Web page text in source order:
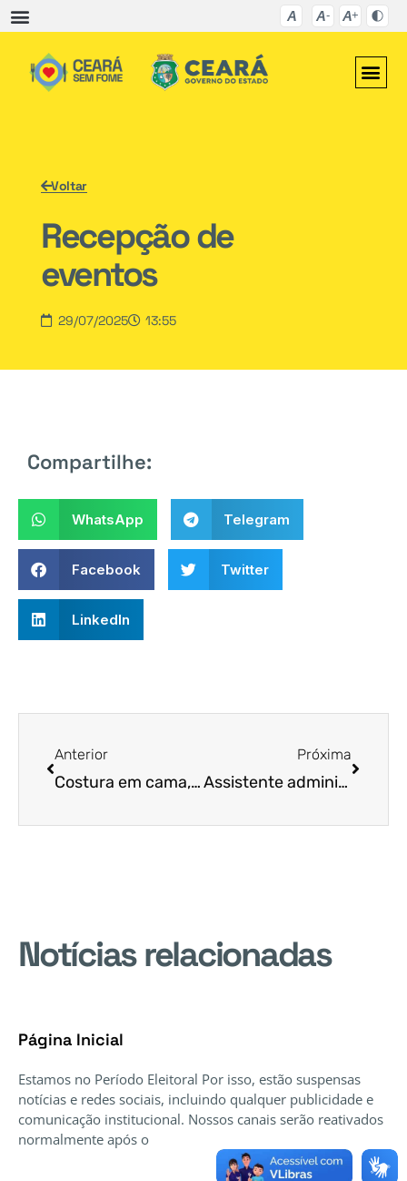
Voltar
Recepção de
eventos
29/07/2025 13:55
Compartilhe:
WhatsApp Telegram
Facebook Twitter
LinkedIn
Anterior
Costura em cama, mesa e banho
Próxima
Assistente administrativo
Notícias relacionadas
Página Inicial
Estamos no Período Eleitoral Por isso, estão suspensas
notícias e redes sociais, incluindo qualquer publicidade e
comunicação institucional. Nossos canais serão reativados
normalmente após o